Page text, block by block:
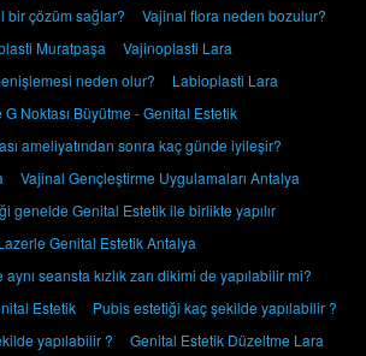
bir çözüm sağlar?
Vajinal flora neden bozulur?
Muratpaşa
Vajinoplasti Lara
neden olur?
Labioplasti Lara
G Noktası Büyütme - Genital Estetik
ameliyatından sonra kaç günde iyileşir?
Vajinal Gençleştirme Uygulamaları Antalya
genelde Genital Estetik ile birlikte yapılır
Genital Estetik Antalya
seansta kızlık zarı dikimi de yapılabilir mi?
Estetik
Pubis estetiği kaç şekilde yapılabilir ?
yapılabilir ?
Genital Estetik Düzeltme Lara